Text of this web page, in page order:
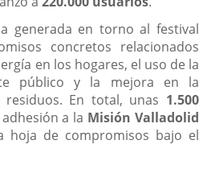
generada en torno al festival
concretos relacionados
en los hogares, el uso de la
público y la mejora en la
En total, unas 1.500
a la Misión Valladolid
hoja de compromisos bajo el